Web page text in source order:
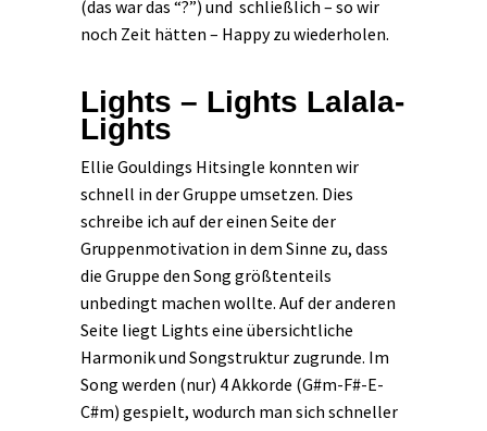
(das war das “?”) und schließlich – so wir
noch Zeit hätten – Happy zu wiederholen.
Lights – Lights Lalala-
Lights
Ellie Gouldings Hitsingle konnten wir
schnell in der Gruppe umsetzen. Dies
schreibe ich auf der einen Seite der
Gruppenmotivation in dem Sinne zu, dass
die Gruppe den Song größtenteils
unbedingt machen wollte. Auf der anderen
Seite liegt Lights eine übersichtliche
Harmonik und Songstruktur zugrunde. Im
Song werden (nur) 4 Akkorde (G#m-F#-E-
C#m) gespielt, wodurch man sich schneller